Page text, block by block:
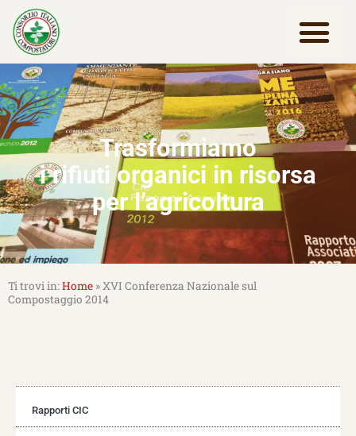
contenuto
Trasformiamo
i rifiuti organici in risorsa
per l’agricoltura
Home »XVI Conferenza Nazionale sul
Compostaggio 2014
Rapporti CIC